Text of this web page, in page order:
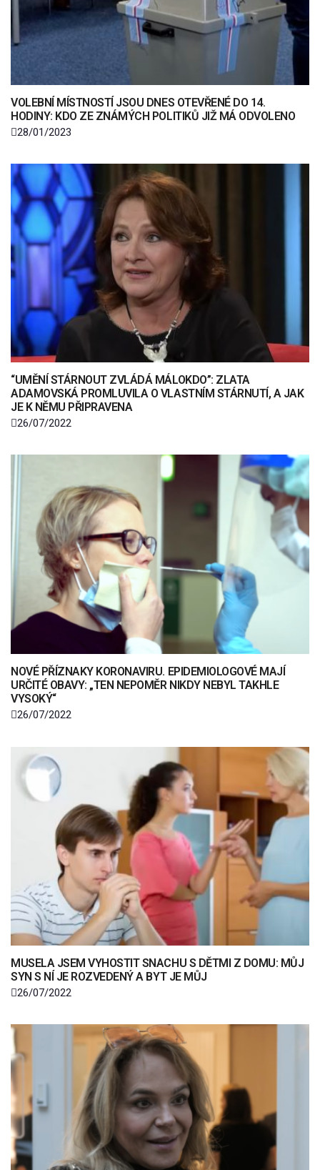
VOLEBNÍ MÍSTNOSTÍ JSOU DNES OTEVŘENÉ DO 14.
HODINY: KDO ZE ZNÁMÝCH POLITIKŮ JIŽ MÁ ODVOLENO
28/01/2023
“UMĚNÍ STÁRNOUT ZVLÁDÁ MÁLOKDO”: ZLATA
ADAMOVSKÁ PROMLUVILA O VLASTNÍM STÁRNUTÍ, A JAK
JE K NĚMU PŘIPRAVENA
26/07/2022
NOVÉ PŘÍZNAKY KORONAVIRU. EPIDEMIOLOGOVÉ MAJÍ
URČITÉ OBAVY: „TEN NEPOMĚR NIKDY NEBYL TAKHLE
VYSOKÝ“
26/07/2022
MUSELA JSEM VYHOSTIT SNACHU S DĚTMI Z DOMU: MŮJ
SYN S NÍ JE ROZVEDENÝ A BYT JE MŮJ
26/07/2022